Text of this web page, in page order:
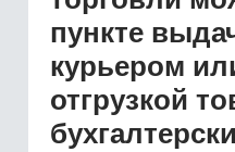
пункте
курьером
отгрузкой